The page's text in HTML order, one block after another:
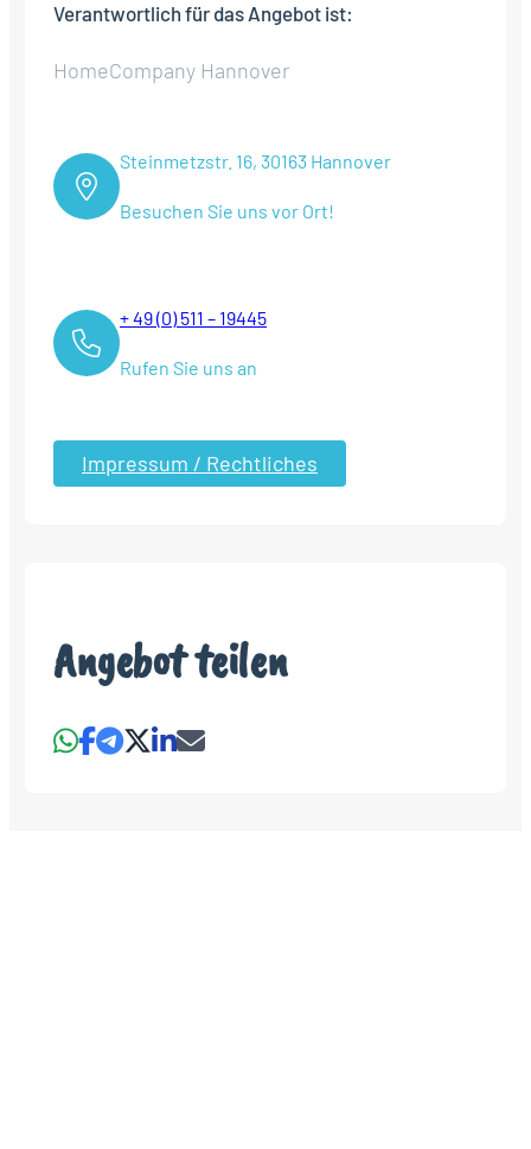
Verantwortlich für das Angebot ist:
HomeCompany Hannover
Steinmetzstr. 16, 30163 Hannover
Besuchen Sie uns vor Ort!
+ 49 (0) 511 – 19445
Rufen Sie uns an
Impressum / Rechtliches
Angebot teilen